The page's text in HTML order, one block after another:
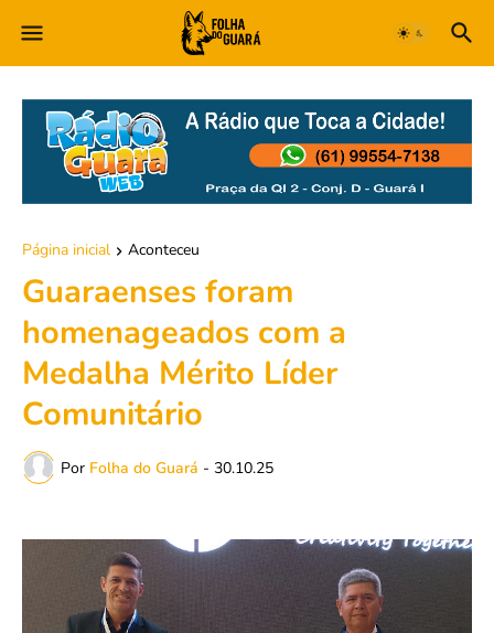
Página inicial Aconteceu
Guaraenses foram
homenageados com a
Medalha Mérito Líder
Comunitário
Por Folha do Guará - 30.10.25